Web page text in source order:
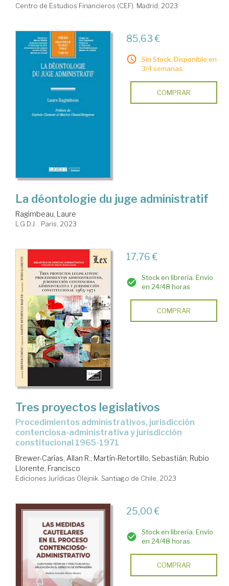
Centro de Estudios Financieros (CEF). Madrid, 2023
85,63 €
Sin Stock. Disponible en
3/4 semanas.
COMPRAR
La déontologie du juge administratif
Ragimbeau, Laure
L.G.D.J. . Paris, 2023
17,76 €
Stock en librería. Envío
en 24/48 horas
COMPRAR
Tres proyectos legislativos
procedimientos administrativos, jurisdicción
contenciosa-administrativa y jurisdicción
constitucional 1965-1971
Brewer-Carías, Allan R.; Martín-Retortillo, Sebastián; Rubio
Llorente, Francisco
Ediciones Jurídicas Olejnik. Santiago de Chile, 2023
25,00 €
Stock en librería. Envío
en 24/48 horas
COMPRAR